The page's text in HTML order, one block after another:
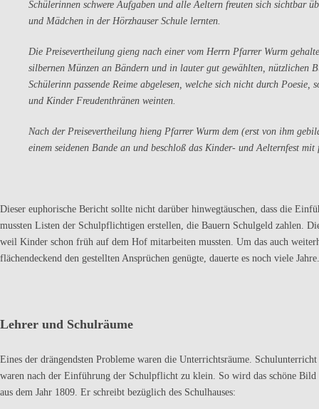
Schülerinnen schwere Aufgaben und alle Aeltern freuten sich sichtbar
und Mädchen in der Hörzhauser Schule lernten.
Die Preisevertheilung gieng nach einer vom Herrn Pfarrer Wurm
silbernen Münzen an Bändern und in lauter gut gewählten, nützlichen
Schülerinn passende Reime abgelesen, welche sich nicht durch
und Kinder Freudenthränen weinten.
Nach der Preisevertheilung hieng Pfarrer Wurm dem (erst von ihm
einem seidenen Bande an und beschloß das Kinder- und Aelternfest
Dieser euphorische Bericht sollte nicht darüber hinwegtäuschen, dass die
mussten Listen der Schulpflichtigen erstellen, die Bauern Schulgeld zahlen.
weil Kinder schon früh auf dem Hof mitarbeiten mussten. Um das auch
flächendeckend den gestellten Ansprüchen genügte, dauerte es noch viele Jahre.
Lehrer und Schulräume
Eines der drängendsten Probleme waren die Unterrichtsräume.
waren nach der Einführung der Schulpflicht zu klein. So wird das schöne
aus dem Jahr 1809. Er schreibt bezüglich des Schulhauses: